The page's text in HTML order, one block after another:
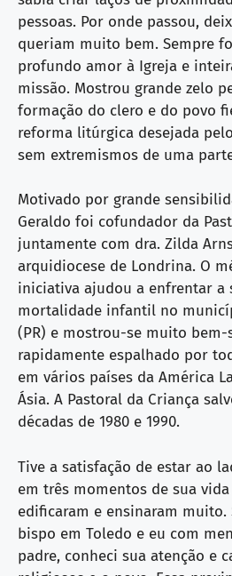
pessoas. Por onde passou,
queriam muito bem. Sempre
profundo amor à Igreja e
missão. Mostrou grande zelo
formação do clero e do povo
reforma litúrgica desejada
sem extremismos de uma
Motivado por grande
Geraldo foi cofundador da
juntamente com dra. Zilda
arquidiocese de Londrina. O
iniciativa ajudou a enfrentar a
mortalidade infantil no
(PR) e mostrou-se muito bem-
rapidamente espalhado por
em vários países da América
Ásia. A Pastoral da Criança
décadas de 1980 e 1990.
Tive a satisfação de estar ao
em três momentos de sua
edificaram e ensinaram muito.
bispo em Toledo e eu com
padre, conheci sua atenção e